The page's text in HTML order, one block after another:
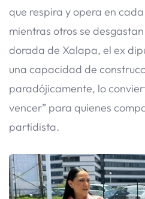
que respira y opera en
mientras otros se
dorada de Xalapa, el ex
una capacidad de
paradójicamente, lo
vencer” para quienes
partidista.